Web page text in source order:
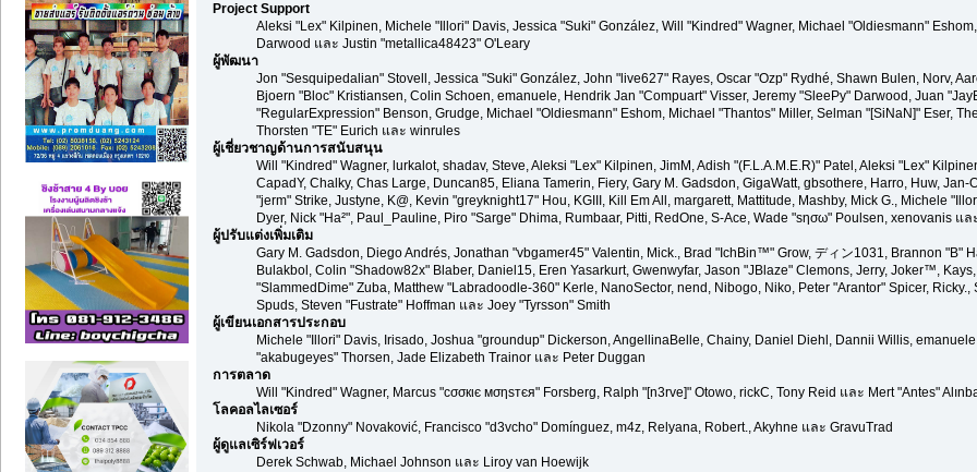
Project Support
Aleksi "Lex" Kilpinen, Michele "Illori" Davis, Jessica "Suki" González, Will "Kindred" Wagner, Michael "Oldiesmann"
Darwood และ Justin "metallica48423" O'Leary
ผู้พัฒนา
Jon "Sesquipedalian" Stovell, Jessica "Suki" González, John "live627" Rayes, Oscar "Ozp" Rydhé, Shawn Bulen, Norv,
Bjoern "Bloc" Kristiansen, Colin Schoen, emanuele, Hendrik Jan "Compuart" Visser, Jeremy "SleePy" Darwood, Juan
"RegularExpression" Benson, Grudge, Michael "Oldiesmann" Eshom, Michael "Thantos" Miller, Selman "[SiNaN]" Eser,
Thorsten "TE" Eurich และ winrules
ผู้เชี่ยวชาญด้านการสนับสนุน
Will "Kindred" Wagner, lurkalot, shadav, Steve, Aleksi "Lex" Kilpinen, JimM, Adish "(F.L.A.M.E.R)" Patel, Aleksi "Lex"
CapadY, Chalky, Chas Large, Duncan85, Eliana Tamerin, Fiery, Gary M. Gadsdon, GigaWatt, gbsothere, Harro, Huw, Jan-
"jerm" Strike, Justyne, K@, Kevin "greyknight17" Hou, KGIII, Kill Em All, margarett, Mattitude, Mashby, Mick G., Michele
Dyer, Nick "Ha²", Paul_Pauline, Piro "Sarge" Dhima, Rumbaar, Pitti, RedOne, S-Ace, Wade "sησω" Poulsen, xenovanis แล
ผู้ปรับแต่งเพิ่มเติม
Gary M. Gadsdon, Diego Andrés, Jonathan "vbgamer45" Valentin, Mick., Brad "IchBin™" Grow, ディン1031, Brannon "B"
Bulakbol, Colin "Shadow82x" Blaber, Daniel15, Eren Yasarkurt, Gwenwyfar, Jason "JBlaze" Clemons, Jerry, Joker™,
"SlammedDime" Zuba, Matthew "Labradoodle-360" Kerle, NanoSector, nend, Nibogo, Niko, Peter "Arantor" Spicer, Ricky.,
Spuds, Steven "Fustrate" Hoffman และ Joey "Tyrsson" Smith
ผู้เขียนเอกสารประกอบ
Michele "Illori" Davis, Irisado, Joshua "groundup" Dickerson, AngellinaBelle, Chainy, Daniel Diehl, Dannii Willis,
"akabugeyes" Thorsen, Jade Elizabeth Trainor และ Peter Duggan
การตลาด
Will "Kindred" Wagner, Marcus "cσσкιє мσηѕтєя" Forsberg, Ralph "[n3rve]" Otowo, rickC, Tony Reid และ Mert "Antes"
โลคอลไลเซอร์
Nikola "Dzonny" Novaković, Francisco "d3vcho" Domínguez, m4z, Relyana, Robert., Akyhne และ GravuTrad
ผู้ดูแลเซิร์ฟเวอร์
Derek Schwab, Michael Johnson และ Liroy van Hoewijk